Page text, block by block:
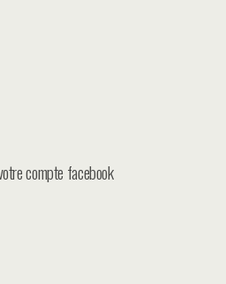
compte facebook